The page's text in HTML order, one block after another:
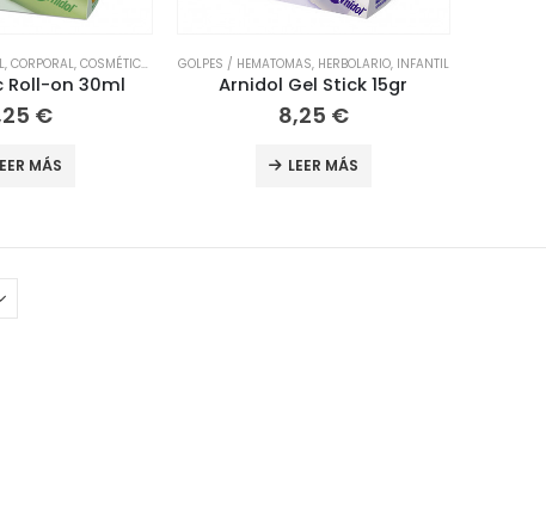
, CORPORAL, COSMÉTICA Y BELLEZA ,HIGIENE Y SALUD ,INFANTIL
Roll-on 30ml
€
MÁS
GOLPES / HEMATOMAS, HERBOLARIO, INFANTIL
Arnidol Gel Stick 15gr
8,25 €
LEER MÁS